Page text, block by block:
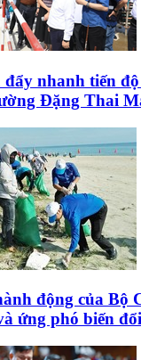
đẩy nhanh tiến
Đặng Thai
động của Bộ
ứng phó biến